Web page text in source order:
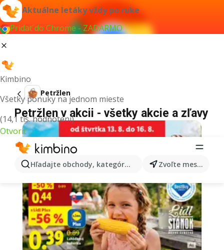
Aktuálne letáky vždy po ruke
Pridať do Chrome - ZADARMO
Kimbino
Všetky ponuky na jednom mieste
(14,1 tis. hodnotení)
Otvoriť
Hľadajte obchody, kategórie, produkty... Zvoľte mesto
Petržlen
Petržlen v akcii - všetky akcie a zľavy